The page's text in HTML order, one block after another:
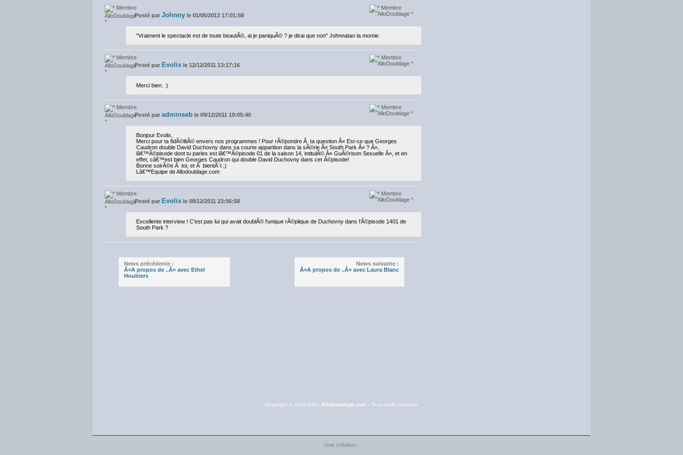
Posté par Johnny le 01/05/2013 17:01:58
"Vraiment le spectacle est de toute beautÃ©, ai je paniquÃ© ? je dirai que non" Johnnatan la momie.
Posté par Evolix le 12/12/2011 13:17:16
Merci bien. :)
Posté par adminseb le 09/12/2011 19:05:40
Bonjour Evolix,
Merci pour ta fidÃ©litÃ© envers nos programmes ! Pour rÃ©pondre Ã ta question Â« Est-ce que Georges
Caudron double David Duchovny dans sa courte apparition dans la sÃ©rie Â« South Park Â» ? Â»,
lâ€™Ã©pisode dont tu parles est lâ€™Ã©pisode 01 de la saison 14, intitulÃ© Â« GuÃ©rison Sexuelle Â», et en
effet, câ€™est bien Georges Caudron qui double David Duchovny dans cet Ã©pisode!
Bonne soirÃ©e Ã toi, et Ã bientÃ´t ;)
Lâ€™Equipe de Allodoublage.com
Posté par Evolix le 08/12/2011 23:56:58
Excellente interview ! C'est pas lui qui avait doublÃ© l'unique rÃ©plique de Duchovny dans l'Ã©pisode 1401 de
South Park ?
News précédente :
Â«A propos de ..Â» avec Ethel
Houbiers
News suivante :
Â«A propos de ..Â» avec Laura Blanc
Copyright © 2011-2021 AlloDoublage.com - Tous droits réservés
Une création :